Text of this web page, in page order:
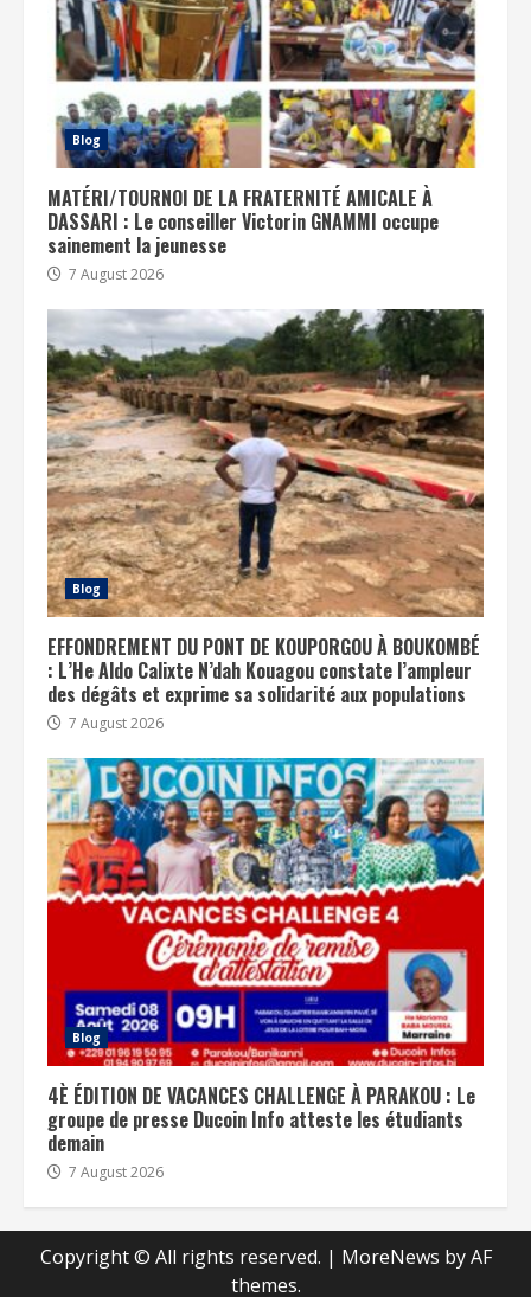
Blog
MATÉRI/TOURNOI DE LA FRATERNITÉ AMICALE À
DASSARI : Le conseiller Victorin GNAMMI occupe
sainement la jeunesse
7 August 2026
Blog
EFFONDREMENT DU PONT DE KOUPORGOU À BOUKOMBÉ
: L’He Aldo Calixte N’dah Kouagou constate l’ampleur
des dégâts et exprime sa solidarité aux populations
7 August 2026
Blog
4È ÉDITION DE VACANCES CHALLENGE À PARAKOU : Le
groupe de presse Ducoin Info atteste les étudiants
demain
7 August 2026
Copyright © All rights reserved. | MoreNews by AF
themes.